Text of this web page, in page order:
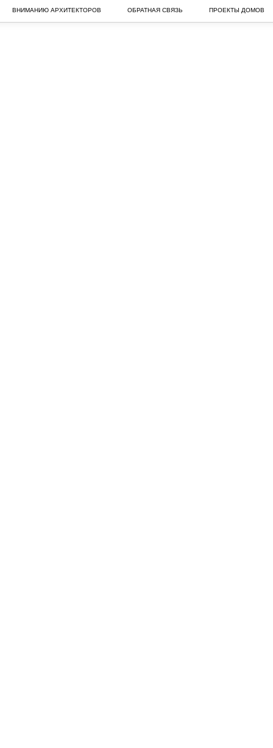
ВНИМАНИЮ АРХИТЕКТОРОВ ОБРАТНАЯ СВЯЗЬ ПРОЕКТЫ ДОМОВ